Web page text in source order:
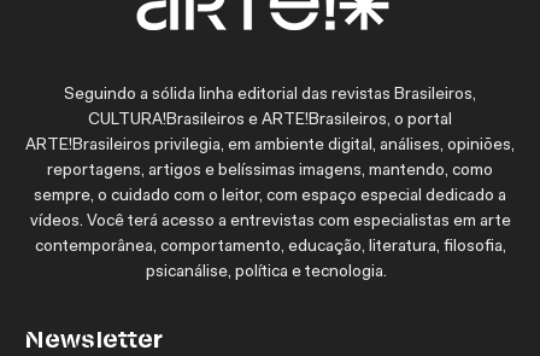
Seguindo a sólida linha editorial das revistas Brasileiros,
CULTURA!Brasileiros e ARTE!Brasileiros, o portal
ARTE!Brasileiros privilegia, em ambiente digital, análises, opiniões,
reportagens, artigos e belíssimas imagens, mantendo, como
sempre, o cuidado com o leitor, com espaço especial dedicado a
vídeos. Você terá acesso a entrevistas com especialistas em arte
contemporânea, comportamento, educação, literatura, filosofia,
psicanálise, política e tecnologia.
Newsletter